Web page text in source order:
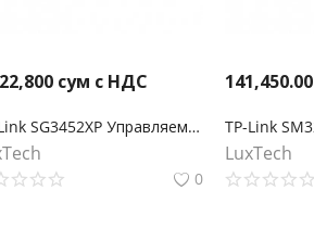
сум с НДС
TP-Link SG3452XP Управляемый коммутатор Smart линейки Omada уровня 2+ c 48 гигабитными портами PoE+ и 4 портами SFP+
0
141,450.00
LuxTech